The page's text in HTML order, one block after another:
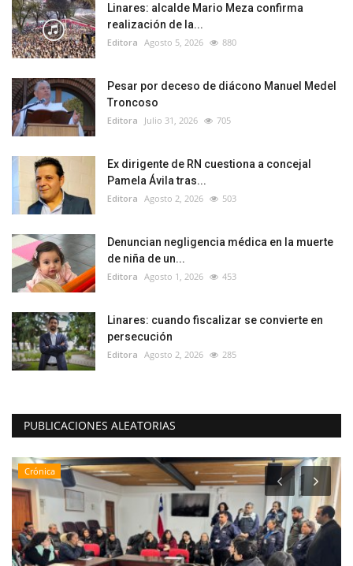
Linares: alcalde Mario Meza confirma
realización de la...
Editora Agosto 5, 2026 880
Pesar por deceso de diácono Manuel Medel
Troncoso
Editora Julio 31, 2026 705
Ex dirigente de RN cuestiona a concejal
Pamela Ávila tras...
Editora Agosto 2, 2026 503
Denuncian negligencia médica en la muerte
de niña de un...
Editora Agosto 1, 2026 453
Linares: cuando fiscalizar se convierte en
persecución
Editora Agosto 2, 2026 285
PUBLICACIONES ALEATORIAS
Crónica